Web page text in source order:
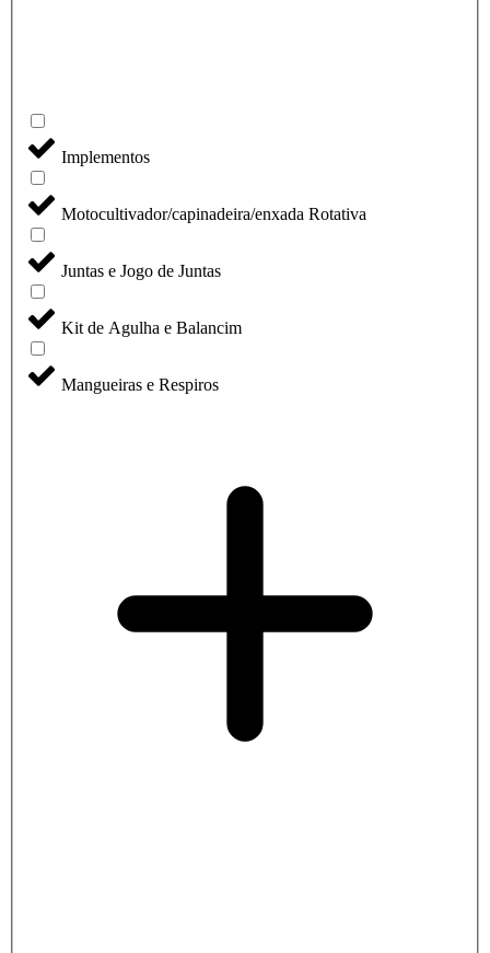
Implementos
Motocultivador/capinadeira/enxada Rotativa
Juntas e Jogo de Juntas
Kit de Agulha e Balancim
Mangueiras e Respiros